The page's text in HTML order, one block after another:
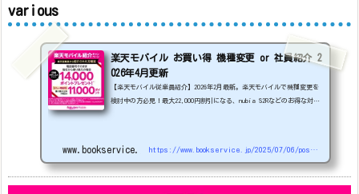
various
楽天モバイル お買い得 機種変更 or 社員紹介 2
026年4月更新
【楽天モバイル従業員紹介】2026年2月最新。楽天モバイルで機種変更を
検討中の方必見！最大22,000円割引になる、nubia S2Rなどのお得な対象
arrows We2 1円 arrows We2 Plus #1円 値
下げ（2026/3/3） AQUOS sense9 33,900円 Phone (3a) 128GB
www.bookservice.jp https://www.bookservice.jp/2025/07/06/post-48181